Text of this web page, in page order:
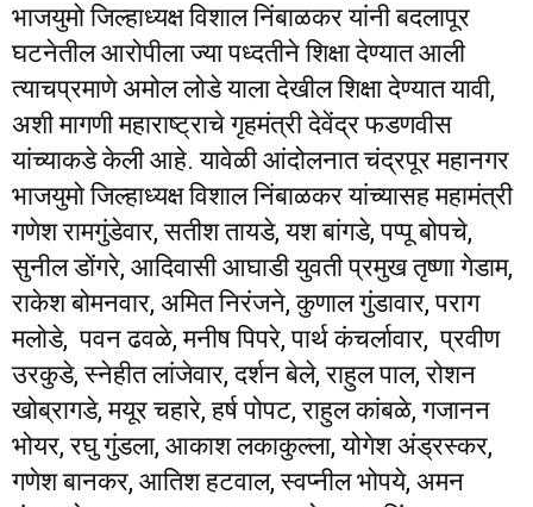
भाजयुमो जिल्‍हाध्‍यक्ष विशाल निंबाळकर यांनी बदलापूर
घटनेतील आरोपीला ज्‍या पध्‍दतीने शिक्षा देण्‍यात आली
त्‍याचप्रमाणे अमोल लोडे याला देखील शिक्षा देण्‍यात यावी,
अशी मागणी महाराष्‍ट्राचे गृहमंत्री देवेंद्र फडणवीस
यांच्‍याकडे केली आहे. यावेळी आंदोलनात चंद्रपूर महानगर
भाजयुमो जिल्‍हाध्‍यक्ष विशाल निंबाळकर यांच्‍यासह महामंत्री
गणेश रामगुंडेवार, सतीश तायडे, यश बांगडे, पप्पू बोपचे,
सुनील डोंगरे, आदिवासी आघाडी युवती प्रमुख तृष्‍णा गेडाम,
राकेश बोमनवार, अमित निरंजने, कुणाल गुंडावार, पराग
मलोडे, पवन ढवळे, मनीष पिपरे, पार्थ कंचर्लावार, प्रवीण
उरकुडे, स्नेहीत लांजेवार, दर्शन बेले, राहुल पाल, रोशन
खोब्रागडे, मयूर चहारे, हर्ष पोपट, राहुल कांबळे, गजानन
भोयर, रघु गुंडला, आकाश लकाकुल्ला, योगेश अंड्रस्कर,
गणेश बानकर, आतिश हटवाल, स्वप्नील भोपये, अमन